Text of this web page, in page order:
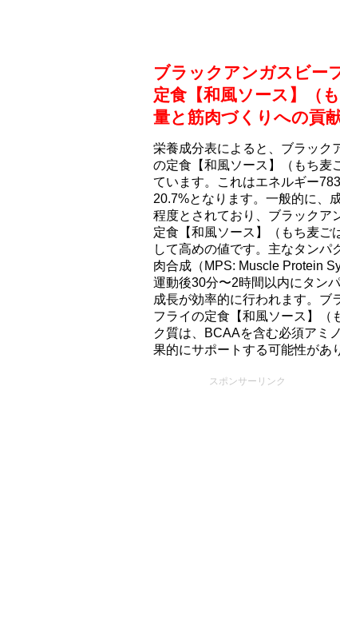
ブラックアンガスビー
定食【和風ソース】（
量と筋肉づくりへの貢
栄養成分表によると、ブラック
の定食【和風ソース】（もち⻨
ています。これはエネルギー
20.7%となります。一般的に、
程度とされており、ブラックア
定食【和風ソース】（もち⻨ご
して高めの値です。主なタンパ
肉合成（MPS: Muscle Protein
運動後30分〜2時間以内にタン
成長が効率的に行われます。ブ
フライの定食【和風ソース】（
ク質は、BCAAを含む必須アミ
果的にサポートする可能性があ
スポンサーリンク